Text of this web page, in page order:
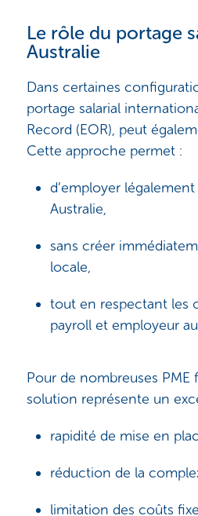
Le rôle du portage
Australie
Dans certaines
portage salarial
Record (EOR), peut
Cette approche permet :
d’employer
Australie,
sans créer
locale,
tout en respectant les
payroll et employeur
Pour de nombreuses PME
solution représente un
rapidité de mise en
réduction de la
limitation des coûts